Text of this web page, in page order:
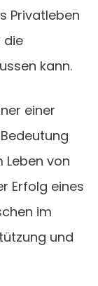
Privatleben
die
kann.
einer
von
Erfolg eines
im
und